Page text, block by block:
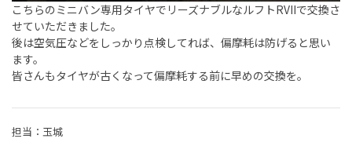
こちらのミニバン専用タイヤでリーズナブルなルフトRVIIで交換さ
せていただきました。
後は空気圧などをしっかり点検してれば、偏摩耗は防げると思い
ます。
皆さんもタイヤが古くなって偏摩耗する前に早めの交換を。
担当：玉城